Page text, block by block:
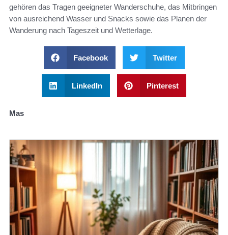
gehören das Tragen geeigneter Wanderschuhe, das Mitbringen
von ausreichend Wasser und Snacks sowie das Planen der
Wanderung nach Tageszeit und Wetterlage.
Facebook Twitter
LinkedIn Pinterest
Mas